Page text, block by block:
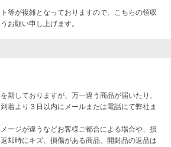
等が複雑となっておりますので、こちらの領収
お願い申し上げます。
期しておりますが、万一違う商品が届いたり、
着より３日以内にメールまたは電話にて弊社ま
ージが違うなどお客様ご都合による場合や、損
却時にキズ、損傷がある商品、開封品の返品は